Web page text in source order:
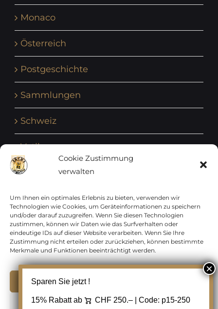
Cookie Zustimmung
verwalten
Um Ihnen ein optimales Erlebnis zu bieten, verwenden wir
Technologien wie Cookies, um Geräteinformationen zu speichern
und/oder darauf zuzugreifen. Wenn Sie diesen Technologien
zustimmen, können wir Daten wie das Surfverhalten oder
eindeutige IDs auf dieser Website verarbeiten. Wenn Sie Ihre
Zustimmung nicht erteilen oder zurückziehen, können bestimmte
Merkmale und Funktionen beeinträchtigt werden.
Ablehnen
Monaco
Österreich
Postgeschichte
Sammlungen
Schweiz
Vatikan
Vereinte Nationen
Vorphilatelie
Zensurbelege Österreich
Zensurbelege Schweiz
Copyright 2012 - 2024 URAY GmbH | All Rights
Sparen Sie jetzt !
15% Rabatt ab CHF 250.– | Code: p15-250